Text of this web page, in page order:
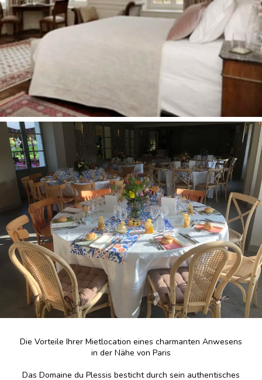
Die Vorteile Ihrer Mietlocation eines charmanten Anwesens
in der Nähe von Paris
Das Domaine du Plessis besticht durch sein authentisches